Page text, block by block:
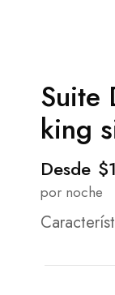
Suite
king
Desde
por noche